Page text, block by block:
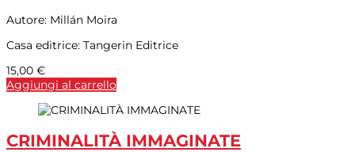
Autore: Millán Moira
Casa editrice: Tangerin Editrice
15,00 €
Aggiungi al carrello
CRIMINALITÀ IMMAGINATE